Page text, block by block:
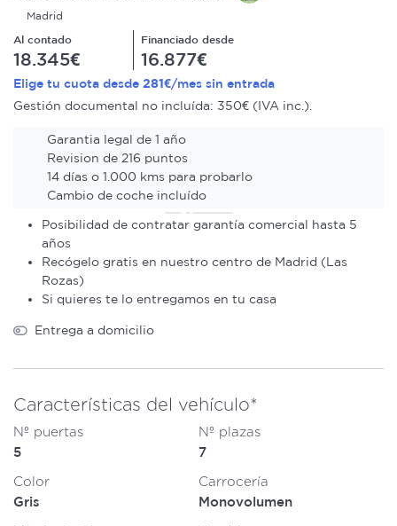
Madrid
Al contado
18.345€
Financiado desde
16.877€
Elige tu cuota desde 281€/mes sin entrada
Gestión documental no incluída: 350€ (IVA inc.).
Garantia legal de 1 año
Revision de 216 puntos
14 días o 1.000 kms para probarlo
Cambio de coche incluído
Posibilidad de contratar garantía comercial hasta 5
años
Recógelo gratis en nuestro centro de Madrid (Las
Rozas)
Si quieres te lo entregamos en tu casa
Entrega a domicilio
Características del vehículo*
Nº puertas
5
Nº plazas
7
Color
Gris
Carrocería
Monovolumen